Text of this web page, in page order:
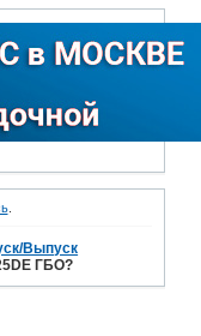
.
Выпуск
ГБО?